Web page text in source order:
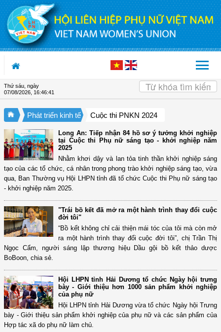
Truy cập nội dung luôn
Thứ sáu, ngày
07/08/2026, 16:46:42
Phát triển kinh tế Cuộc thi PNKN 2024
Long An: Tiếp nhận 84 hồ sơ ý tưởng khởi nghiệp
tại Cuộc thi Phụ nữ sáng tạo - khởi nghiệp năm
2025
Nhằm khơi dậy và lan tỏa tinh thần khởi nghiệp sáng
tạo của các tổ chức, cá nhân trong phong trào khởi nghiệp sáng tạo, vừa
qua, Ban Thường vụ Hội LHPN tỉnh đã tổ chức Cuộc thi Phụ nữ sáng tạo
- khởi nghiệp năm 2025.
"Trái bồ kết đã mở ra một hành trình thay đổi cuộc
đời tôi"
“Bồ kết không chỉ cải thiện mái tóc của tôi mà còn mở
ra một hành trình thay đổi cuộc đời tôi”, chị Trần Thị
Ngọc Cẩm, người sáng lập thương hiệu Dầu gội bồ kết thảo dược
BoBoon, chia sẻ.
Hội LHPN tỉnh Hải Dương tổ chức Ngày hội trưng
bày - Giới thiệu hơn 1000 sản phẩm khởi nghiệp
của phụ nữ
Hội LHPN tỉnh Hải Dương vừa tổ chức Ngày hội Trưng
bày - Giới thiệu sản phẩm khởi nghiệp của phụ nữ và các sản phẩm của
Hợp tác xã do phụ nữ làm chủ.